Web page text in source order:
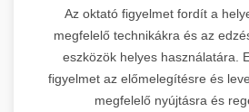
Az oktató figyelmet fordít a
megfelelő technikákra és az
eszközök helyes használatára.
figyelmet az előmelegítésre és
megfelelő nyújtásra és